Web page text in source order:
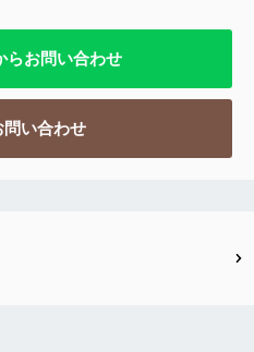
らお問い合わせ
問い合わせ